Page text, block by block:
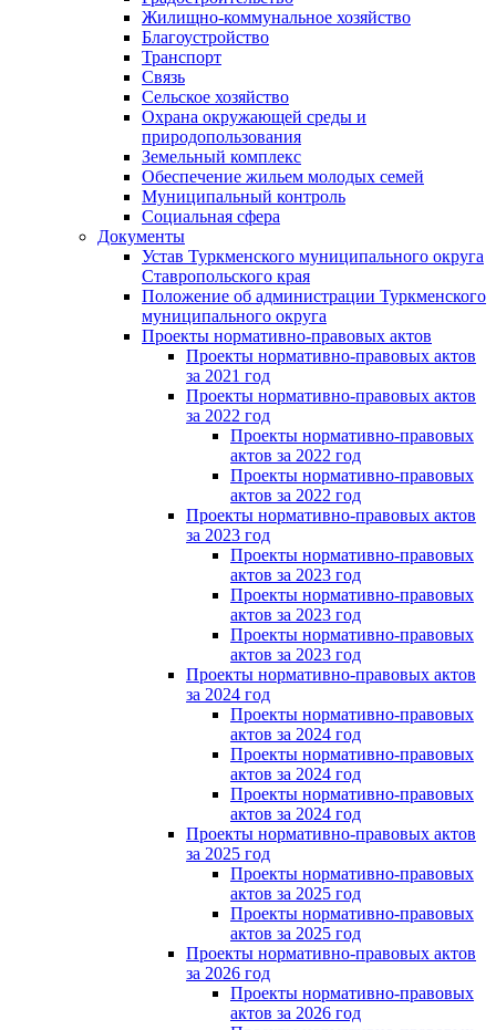
Жилищно-коммунальное хозяйство
Благоустройство
Транспорт
Связь
Сельское хозяйство
Охрана окружающей среды и
природопользования
Земельный комплекс
Обеспечение жильем молодых семей
Муниципальный контроль
Социальная сфера
Документы
Устав Туркменского муниципального округа
Ставропольского края
Положение об администрации Туркменского
муниципального округа
Проекты нормативно-правовых актов
Проекты нормативно-правовых актов
за 2021 год
Проекты нормативно-правовых актов
за 2022 год
Проекты нормативно-правовых
актов за 2022 год
Проекты нормативно-правовых
актов за 2022 год
Проекты нормативно-правовых актов
за 2023 год
Проекты нормативно-правовых
актов за 2023 год
Проекты нормативно-правовых
актов за 2023 год
Проекты нормативно-правовых
актов за 2023 год
Проекты нормативно-правовых актов
за 2024 год
Проекты нормативно-правовых
актов за 2024 год
Проекты нормативно-правовых
актов за 2024 год
Проекты нормативно-правовых
актов за 2024 год
Проекты нормативно-правовых актов
за 2025 год
Проекты нормативно-правовых
актов за 2025 год
Проекты нормативно-правовых
актов за 2025 год
Проекты нормативно-правовых актов
за 2026 год
Проекты нормативно-правовых
актов за 2026 год